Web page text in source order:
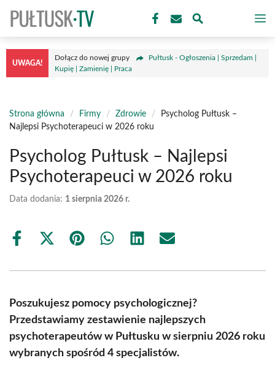
treści
UWAGA!
Dołącz do nowej grupy
Pułtusk - Ogłoszenia | Sprzedam |
Kupię | Zamienię | Praca
Strona główna / Firmy / Zdrowie /
Psycholog Pułtusk –
Najlepsi Psychoterapeuci w 2026 roku
Psycholog Pułtusk – Najlepsi
Psychoterapeuci w 2026 roku
Data dodania: 1 sierpnia 2026 r.
Share
Share
(Twitter)
Share Share Share Share
Poszukujesz pomocy psychologicznej?
Przedstawiamy zestawienie najlepszych
psychoterapeutów w Pułtusku w sierpniu 2026 roku
wybranych spośród 4 specjalistów.